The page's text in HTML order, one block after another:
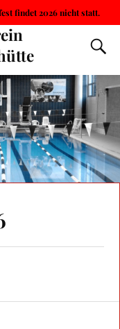
findet 2026 nicht statt.